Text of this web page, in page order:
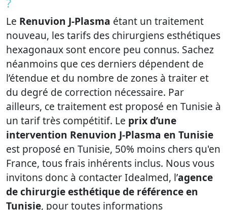
?
Le Renuvion J-Plasma étant un traitement
nouveau, les tarifs des chirurgiens esthétiques
hexagonaux sont encore peu connus. Sachez
néanmoins que ces derniers dépendent de
l’étendue et du nombre de zones à traiter et
du degré de correction nécessaire. Par
ailleurs, ce traitement est proposé en Tunisie à
un tarif très compétitif. Le prix d’une
intervention Renuvion J-Plasma en Tunisie
est proposé en Tunisie, 50% moins chers qu'en
France, tous frais inhérents inclus. Nous vous
invitons donc à contacter Idealmed, l’agence
de chirurgie esthétique de référence en
Tunisie, pour toutes informations